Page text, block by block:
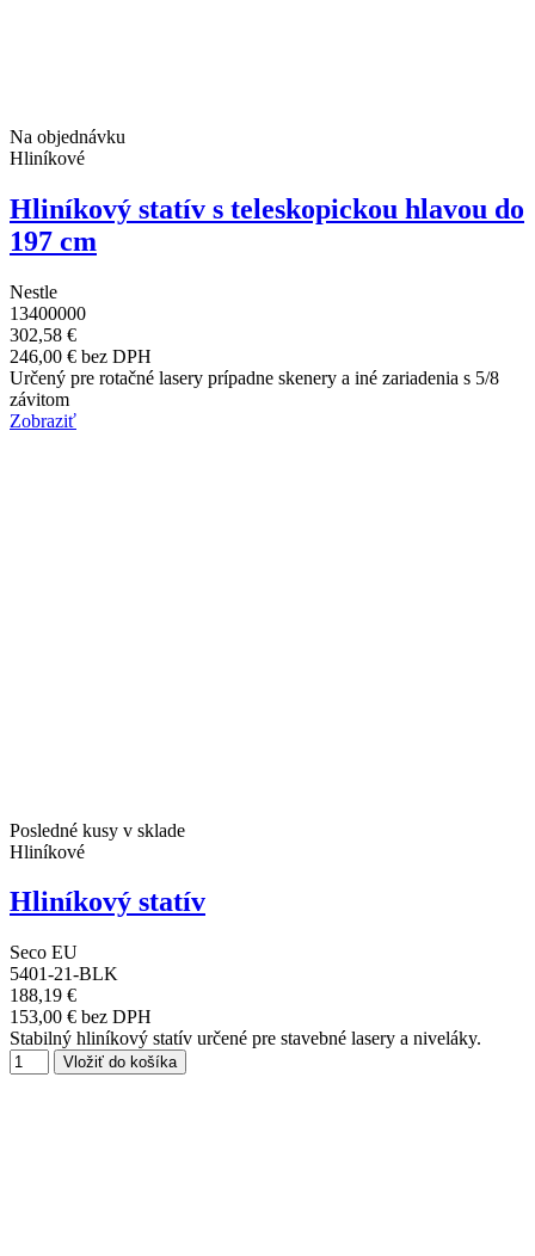
Na objednávku
Hliníkové
Hliníkový statív s teleskopickou hlavou do
197 cm
Nestle
13400000
302,58 €
246,00 € bez DPH
Určený pre rotačné lasery prípadne skenery a iné zariadenia s 5/8
závitom
Zobraziť
Posledné kusy v sklade
Hliníkové
Hliníkový statív
Seco EU
5401-21-BLK
188,19 €
153,00 € bez DPH
Stabilný hliníkový statív určené pre stavebné lasery a niveláky.
Vložiť do košíka